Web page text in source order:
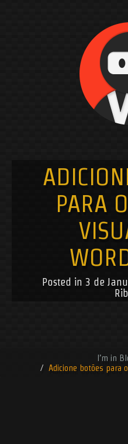
PARA
Posted in 3 de
Adicione botões para
Get
If you